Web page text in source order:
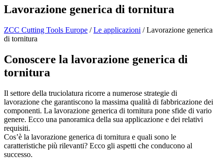
Lavorazione generica di tornitura
ZCC Cutting Tools Europe /Le applicazioni /Lavorazione generica
di tornitura
Conoscere la lavorazione generica di
tornitura
Il settore della truciolatura ricorre a numerose strategie di
lavorazione che garantiscono la massima qualità di fabbricazione dei
componenti. La lavorazione generica di tornitura pone sfide di vario
genere. Ecco una panoramica della sua applicazione e dei relativi
requisiti.
Cos’è la lavorazione generica di tornitura e quali sono le
caratteristiche più rilevanti? Ecco gli aspetti che conducono al
successo.